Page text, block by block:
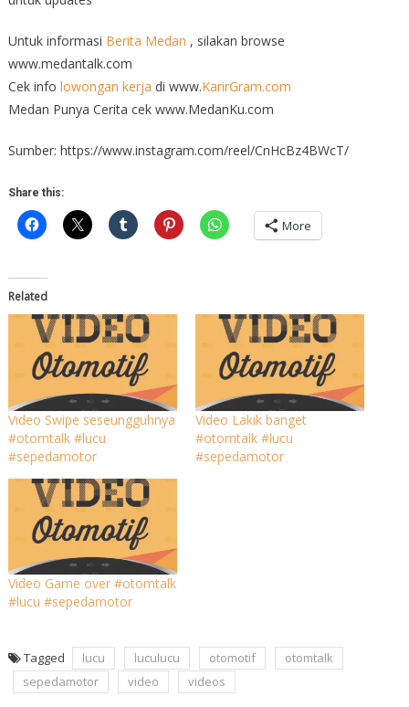
Untuk informasi Berita Medan , silakan browse
www.medantalk.com
Cek info lowongan kerja di www.KarirGram.com
Medan Punya Cerita cek www.MedanKu.com
Sumber: https://www.instagram.com/reel/CnHcBz4BWcT/
Share this:
More
Related
Video Swipe seseungguhnya
#otomtalk #lucu
#sepedamotor
Video Lakik banget
#otomtalk #lucu
#sepedamotor
Video Game over #otomtalk
#lucu #sepedamotor
Tagged lucu luculucu otomotif
otomtalk
sepedamotor
video videos